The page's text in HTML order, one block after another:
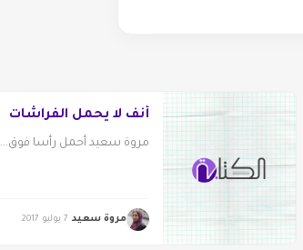
أنف لا يحمل الفراشات
مروة سعيد أحمل رأسا فوق...
مروة سعيد 7 يوليو 2017